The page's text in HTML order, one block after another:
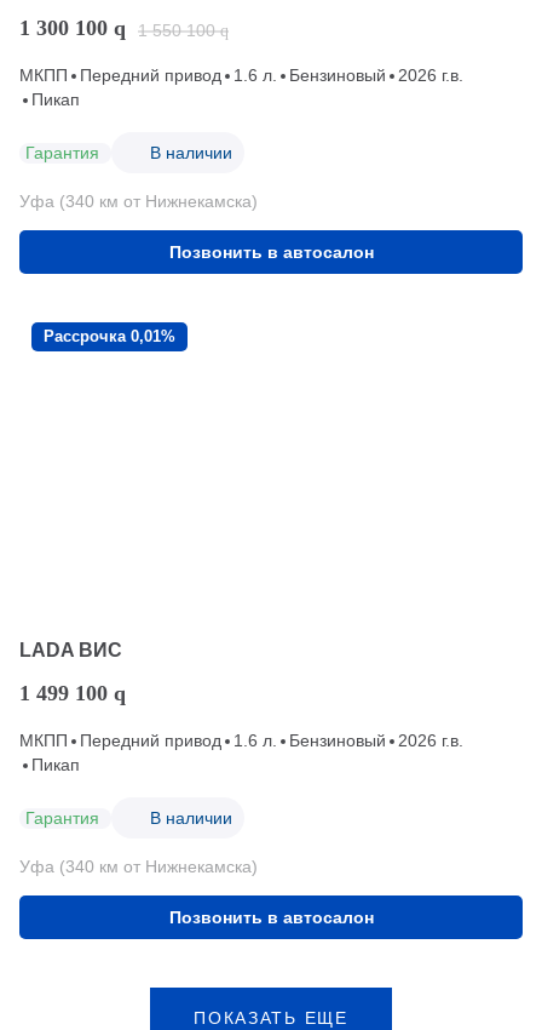
1 300 100 q 1 550 100 q
МКПП Передний привод 1.6 л. Бензиновый
2026 г.в.
Пикап
Гарантия В наличии
Уфа (340 км от Нижнекамска)
Позвонить в автосалон
Рассрочка 0,01%
LADA ВИС
1 499 100 q
МКПП Передний привод 1.6 л. Бензиновый
2026 г.в.
Пикап
Гарантия В наличии
Уфа (340 км от Нижнекамска)
Позвонить в автосалон
ПОКАЗАТЬ ЕЩЕ